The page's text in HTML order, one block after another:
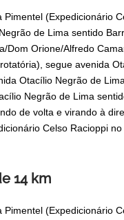
(Expedicionário
de Lima sentido
Dom Orione/Alfredo
segue avenida
Otacílio Negrão de
Negrão de Lima
de volta e virando à
Celso Racioppi
14 km
(Expedicionário